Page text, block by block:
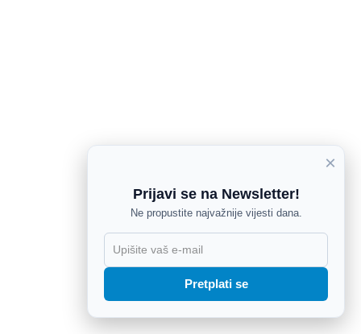
×
Prijavi se na Newsletter!
Ne propustite najvažnije vijesti dana.
Pretplati se